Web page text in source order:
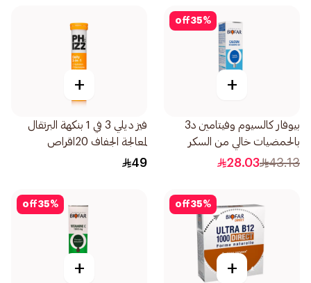
35%
off
+
بيوفار كالسيوم وفيتامين د3
بالحمضيات خالي من السكر
20قرص
43.13
28.03
+
فيز ديلي 3 في 1 بنكهة البرتقال
لمعالجة الجفاف 20اقراص
49
35%
off
+
35%
off
+